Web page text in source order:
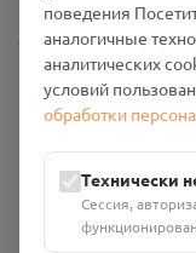
Настройки cookies
Общество с
Проект Помним»
Юридический адрес:
Руднянский, г.
Номер счёта:
Кор. счёт:
поведения
аналогичные
аналитических
условий
обработки
Технически
Сессия,